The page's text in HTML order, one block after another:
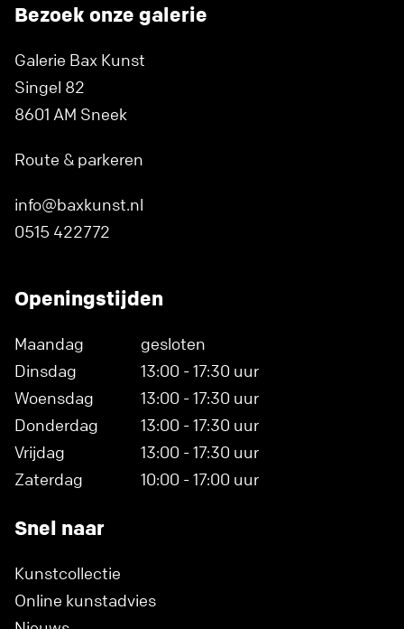
Bezoek onze galerie
Galerie Bax Kunst
Singel 82
8601 AM Sneek
Route & parkeren
info@baxkunst.nl
0515 422772
Openingstijden
Maandag
gesloten
Dinsdag
13:00 - 17:30 uur
Woensdag
13:00 - 17:30 uur
Donderdag
13:00 - 17:30 uur
Vrijdag
13:00 - 17:30 uur
Zaterdag
10:00 - 17:00 uur
Snel naar
Kunstcollectie
Online kunstadvies